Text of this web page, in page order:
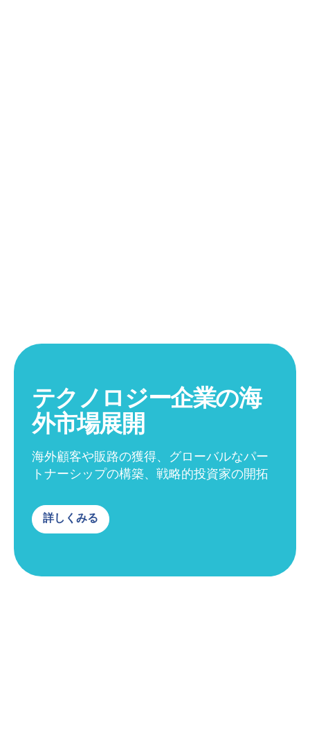
テクノロジー企業の海
外市場展開
海外顧客や販路の獲得、グローバルなパー
トナーシップの構築、戦略的投資家の開拓
詳しくみる